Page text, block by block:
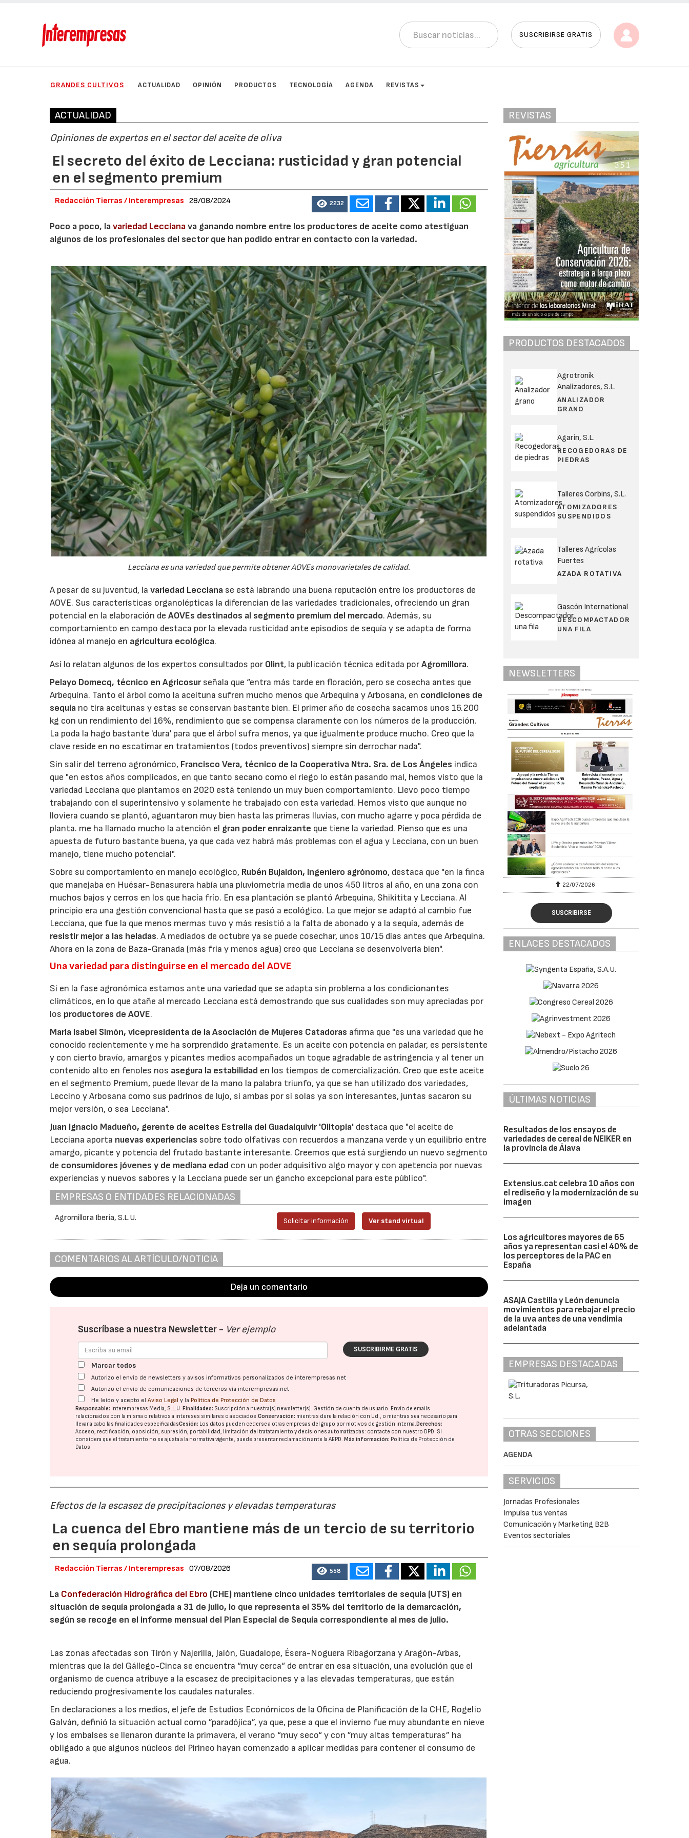
SUSCRIBIRSE GRATIS
GRANDES CULTIVOS ACTUALIDAD OPINIÓN PRODUCTOS TECNOLOGÍA AGENDA REVISTAS
ACTUALIDAD
Opiniones de expertos en el sector del aceite de oliva
El secreto del éxito de Lecciana: rusticidad y gran potencial
en el segmento premium
Redacción Tierras / Interempresas 28/08/2024 2232
Poco a poco, lavariedad Leccianava ganando nombre entre los productores de aceite como atestiguan
algunos de los profesionales del sector que han podido entrar en contacto con la variedad.
Lecciana es una variedad que permite obtener AOVEs monovarietales de calidad.
A pesar de su juventud, lavariedad Lecciana se está labrando una buena reputación entre los productores de
AOVE. Sus características organolépticas la diferencian de las variedades tradicionales, ofreciendo un gran
potencial en la elaboración deAOVEs destinados al segmento premium del mercado. Además, su
comportamiento en campo destaca por la elevada rusticidad ante episodios de sequía y se adapta de forma
idónea al manejo en agricultura ecológica.
Así lo relatan algunos de los expertos consultados por Olint, la publicación técnica editada porAgromillora.
Pelayo Domecq, técnico en Agricosurseñala que “entra más tarde en floración, pero se cosecha antes que
Arbequina. Tanto el árbol como la aceituna sufren mucho menos que Arbequina y Arbosana, en condiciones de
sequía no tira aceitunas y estas se conservan bastante bien. El primer año de cosecha sacamos unos 16.200
kg con un rendimiento del 16%, rendimiento que se compensa claramente con los números de la producción.
La poda la hago bastante 'dura' para que el árbol sufra menos, ya que igualmente produce mucho. Creo que la
clave reside en no escatimar en tratamientos (todos preventivos) siempre sin derrochar nada".
Sin salir del terreno agronómico, Francisco Vera, técnico de la Cooperativa Ntra. Sra. de Los Ángeles indica
que "en estos años complicados, en que tanto secano como el riego lo están pasando mal, hemos visto que la
variedad Lecciana que plantamos en 2020 está teniendo un muy buen comportamiento. Llevo poco tiempo
trabajando con el superintensivo y solamente he trabajado con esta variedad. Hemos visto que aunque no
lloviera cuando se plantó, aguantaron muy bien hasta las primeras lluvias, con mucho agarre y poca pérdida de
planta. me ha llamado mucho la atención el gran poder enraizante que tiene la variedad. Pienso que es una
apuesta de futuro bastante buena, ya que cada vez habrá más problemas con el agua y Lecciana, con un buen
manejo, tiene mucho potencial".
Sobre su comportamiento en manejo ecológico, Rubén Bujaldon, ingeniero agrónomo, destaca que "en la finca
que manejaba en Huésar-Benasurera había una pluviometría media de unos 450 litros al año, en una zona con
muchos bajos y cerros en los que hacía frío. En esa plantación se plantó Arbequina, Shikitita y Lecciana. Al
principio era una gestión convencional hasta que se pasó a ecológico. La que mejor se adaptó al cambio fue
Lecciana, que fue la que menos mermas tuvo y más resistió a la falta de abonado y a la sequía, además de
resistir mejor a las heladas. A mediados de octubre ya se puede cosechar, unos 10/15 días antes que Arbequina.
Ahora en la zona de Baza-Granada (más fría y menos agua) creo que Lecciana se desenvolvería bien".
Una variedad para distinguirse en el mercado del AOVE
Si en la fase agronómica estamos ante una variedad que se adapta sin problema a los condicionantes
climáticos, en lo que atañe al mercado Lecciana está demostrando que sus cualidades son muy apreciadas por
los productores de AOVE.
Maria Isabel Simón, vicepresidenta de la Asociación de Mujeres Catadoras afirma que "es una variedad que he
conocido recientemente y me ha sorprendido gratamente. Es un aceite con potencia en paladar, es persistente
y con cierto bravío, amargos y picantes medios acompañados un toque agradable de astringencia y al tener un
contenido alto en fenoles nos asegura la estabilidad en los tiempos de comercialización. Creo que este aceite
en el segmento Premium, puede llevar de la mano la palabra triunfo, ya que se han utilizado dos variedades,
Leccino y Arbosana como sus padrinos de lujo, si ambas por sí solas ya son interesantes, juntas sacaron su
mejor versión, o sea Lecciana".
Juan Ignacio Madueño, gerente de aceites Estrella del Guadalquivir 'Oiltopia' destaca que "el aceite de
Lecciana aporta nuevas experiencias sobre todo olfativas con recuerdos a manzana verde y un equilibrio entre
amargo, picante y potencia del frutado bastante interesante. Creemos que está surgiendo un nuevo segmento
de consumidores jóvenes y de mediana edad con un poder adquisitivo algo mayor y con apetencia por nuevas
experiencias y nuevos sabores y la Lecciana puede ser un gancho excepcional para este público".
EMPRESAS O ENTIDADES RELACIONADAS
Agromillora Iberia, S.L.U. Solicitar información Ver stand virtual
COMENTARIOS AL ARTÍCULO/NOTICIA
Deja un comentario
Suscríbase a nuestra Newsletter - Ver ejemplo
SUSCRIBIRME GRATIS
Marcar todos
Autorizo el envío de newsletters y avisos informativos personalizados de interempresas.net
Autorizo el envío de comunicaciones de terceros vía interempresas.net
He leído y acepto elAviso Legal y la Política de Protección de Datos
Responsable: Interempresas Media, S.L.U.Finalidades: Suscripción a nuestra(s) newsletter(s). Gestión de cuenta de usuario. Envío de emails
relacionados con la misma o relativos a intereses similares o asociados.Conservación: mientras dure la relación con Ud., o mientras sea necesario para
llevar a cabo las finalidades especificadasCesión: Los datos pueden cederse a otras empresas del grupo por motivos de gestión interna.Derechos:
Acceso, rectificación, oposición, supresión, portabilidad, limitación del tratatamiento y decisiones automatizadas: contacte con nuestro DPD. Si
considera que el tratamiento no se ajusta a la normativa vigente, puede presentar reclamación ante laAEPD.Más información: Política de Protección de
Datos
Efectos de la escasez de precipitaciones y elevadas temperaturas
La cuenca del Ebro mantiene más de un tercio de su territorio
en sequía prolongada
Redacción Tierras / Interempresas 07/08/2026 558
La Confederación Hidrográfica del Ebro (CHE) mantiene cinco unidades territoriales de sequía (UTS) en
situación de sequía prolongada a 31 de julio, lo que representa el 35% del territorio de la demarcación,
según se recoge en el informe mensual del Plan Especial de Sequía correspondiente al mes de julio.
Las zonas afectadas son Tirón y Najerilla, Jalón, Guadalope, Ésera-Noguera Ribagorzana y Aragón-Arbas,
mientras que la del Gállego-Cinca se encuentra “muy cerca“ de entrar en esa situación, una evolución que el
organismo de cuenca atribuye a la escasez de precipitaciones y a las elevadas temperaturas, que están
reduciendo progresivamente los caudales naturales.
En declaraciones a los medios, el jefe de Estudios Económicos de la Oficina de Planificación de la CHE, Rogelio
Galván, definió la situación actual como ”paradójica”, ya que, pese a que el invierno fue muy abundante en nieve
y los embalses se llenaron durante la primavera, el verano “muy seco“ y con ”muy altas temperaturas” ha
obligado a que algunos núcleos del Pirineo hayan comenzado a aplicar medidas para contener el consumo de
agua.
REVISTAS
PRODUCTOS DESTACADOS
Agrotronik
Analizadores, S.L.
ANALIZADOR
GRANO
Agarin, S.L.
RECOGEDORAS DE
PIEDRAS
Talleres Corbins, S.L.
ATOMIZADORES
SUSPENDIDOS
Talleres Agrícolas
Fuertes
AZADA ROTATIVA
Gascón International
DESCOMPACTADOR
UNA FILA
NEWSLETTERS
22/07/2026 29/07/2026 22/07/2026
SUSCRIBIRSE
ENLACES DESTACADOS
ÚLTIMAS NOTICIAS
Resultados de los ensayos de
variedades de cereal de NEIKER en
la provincia de Álava
Extensius.cat celebra 10 años con
el rediseño y la modernización de su
imagen
Los agricultores mayores de 65
años ya representan casi el 40% de
los perceptores de la PAC en
España
ASAJA Castilla y León denuncia
movimientos para rebajar el precio
de la uva antes de una vendimia
adelantada
EMPRESAS DESTACADAS
OTRAS SECCIONES
AGENDA
SERVICIOS
Jornadas Profesionales
Impulsa tus ventas
Comunicación y Marketing B2B
Eventos sectoriales